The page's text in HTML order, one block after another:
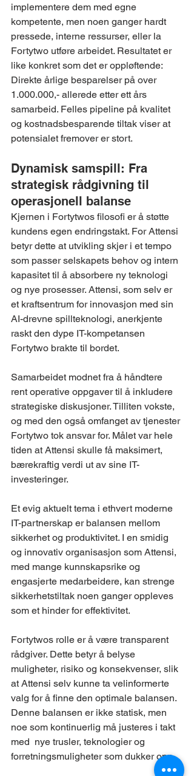
implementere dem med egne
kompetente, men noen ganger hardt
pressede, interne ressurser, eller la
Fortytwo utføre arbeidet. Resultatet er
like konkret som det er oppløftende:
Direkte årlige besparelser på over
1.000.000,- allerede etter ett års
samarbeid. Felles pipeline på kvalitet
og kostnadsbesparende tiltak viser at
potensialet fremover er stort.
Dynamisk samspill: Fra
strategisk rådgivning til
operasjonell balanse
Kjernen i Fortytwos filosofi er å støtte
kundens egen endringstakt. For Attensi
betyr dette at utvikling skjer i et tempo
som passer selskapets behov og intern
kapasitet til å absorbere ny teknologi
og nye prosesser. Attensi, som selv er
et kraftsentrum for innovasjon med sin
AI-drevne spillteknologi, anerkjente
raskt den dype IT-kompetansen
Fortytwo brakte til bordet.
Samarbeidet modnet fra å håndtere
rent operative oppgaver til å inkludere
strategiske diskusjoner. Tilliten vokste,
og med den også omfanget av tjenester
Fortytwo tok ansvar for. Målet var hele
tiden at Attensi skulle få maksimert,
bærekraftig verdi ut av sine IT-
investeringer.
Et evig aktuelt tema i ethvert moderne
IT-partnerskap er balansen mellom
sikkerhet og produktivitet. I en smidig
og innovativ organisasjon som Attensi,
med mange kunnskapsrike og
engasjerte medarbeidere, kan strenge
sikkerhetstiltak noen ganger oppleves
som et hinder for effektivitet.
Fortytwos rolle er å være transparent
rådgiver. Dette betyr å belyse
muligheter, risiko og konsekvenser, slik
at Attensi selv kunne ta velinformerte
valg for å finne den optimale balansen.
Denne balansen er ikke statisk, men
noe som kontinuerlig må justeres i takt
med  nye trusler, teknologier og
forretningsmuligheter som dukker opp.